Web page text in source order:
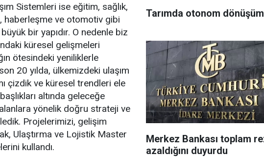
Sistemleri ise eğitim, sağlık,
haberleşme ve otomotiv gibi
bir yapıdır. O nedenle biz
küresel gelişmeleri
ötesindeki yeniliklerle
20 yılda, ülkemizdeki ulaşım
çizdik ve küresel trendleri ele
altında geleceğe
yönelik doğru strateji ve
Projelerimizi, gelişim
Ulaştırma ve Lojistik Master
kullandı.
Tarımda otonom dönüşüm
Merkez Bankası toplam rezervleri
azaldığını duyurdu